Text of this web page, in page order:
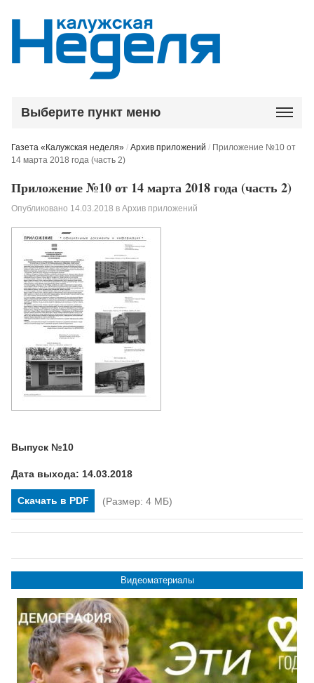
Выберите пункт меню
Газета «Калужская неделя» /Архив приложений / Приложение №10 от
14 марта 2018 года (часть 2)
Приложение №10 от 14 марта 2018 года (часть 2)
Опубликовано 14.03.2018 в Архив приложений
Выпуск №10
Дата выхода: 14.03.2018
Скачать в PDF (Размер: 4 МБ)
Видеоматериалы